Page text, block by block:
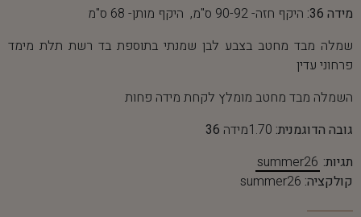
מידה 36:
היקף חזה- 90-92 ס"מ, היקף מותן- 68 ס"מ
שמלה מבד מחטב בצבע לבן שמנתי בתוספת בד רשת תלת מימד
פרחוני עדין
השמלה מבד מחטב מומלץ לקחת מידה פחות
גובה הדוגמנית: 1.70מידה
36
תגיות: summer26
קולקציה: summer26